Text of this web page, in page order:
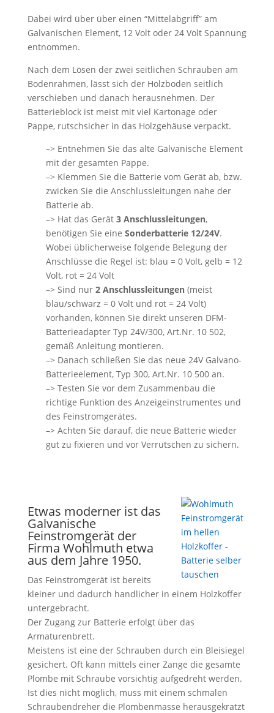
Dabei wird über über einen “Mittelabgriff” am
Galvanischen Element, 12 Volt oder 24 Volt Spannung
entnommen.
Nach dem Lösen der zwei seitlichen Schrauben am
Bodenrahmen, lässt sich der Holzboden seitlich
verschieben und danach herausnehmen. Der
Batterieblock ist meist mit viel Kartonage oder
Pappe, rutschsicher in das Holzgehäuse verpackt.
–> Entnehmen Sie das alte Galvanische Element
mit der gesamten Pappe.
–> Klemmen Sie die Batterie vom Gerät ab, bzw.
zwicken Sie die Anschlussleitungen nahe der
Batterie ab.
–> Hat das Gerät3 Anschlussleitungen,
benötigen Sie eine Sonderbatterie 12/24V.
Wobei üblicherweise folgende Belegung der
Anschlüsse die Regel ist: blau = 0 Volt, gelb = 12
Volt, rot = 24 Volt
–> Sind nur 2 Anschlussleitungen(meist
blau/schwarz = 0 Volt und rot = 24 Volt)
vorhanden, können Sie direkt unseren DFM-
Batterieadapter Typ 24V/300, Art.Nr. 10 502,
gemäß Anleitung montieren.
–> Danach schließen Sie das neue 24V Galvano-
Batterieelement, Typ 300, Art.Nr. 10 500 an.
–> Testen Sie vor dem Zusammenbau die
richtige Funktion des Anzeigeinstrumentes und
des Feinstromgerätes.
–> Achten Sie darauf, die neue Batterie wieder
gut zu fixieren und vor Verrutschen zu sichern.
Etwas moderner ist das
Galvanische
Feinstromgerät der
Firma Wohlmuth etwa
aus dem Jahre 1950.
Das Feinstromgerät ist bereits
kleiner und dadurch handlicher in einem Holzkoffer
untergebracht.
Der Zugang zur Batterie erfolgt über das
Armaturenbrett.
Meistens ist eine der Schrauben durch ein Bleisiegel
gesichert. Oft kann mittels einer Zange die gesamte
Plombe mit Schraube vorsichtig aufgedreht werden.
Ist dies nicht möglich, muss mit einem schmalen
Schraubendreher die Plombenmasse herausgekratzt